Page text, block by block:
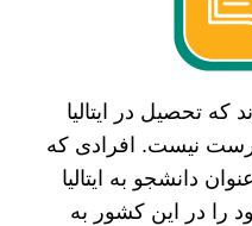
که تحصیل در ایتالیا
درست نیست. افرادی که
دانشجو به ایتالیا
را در این کشور به